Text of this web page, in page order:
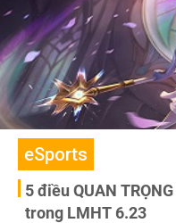
eSports
5 điều QUAN
trong LMHT 6.23